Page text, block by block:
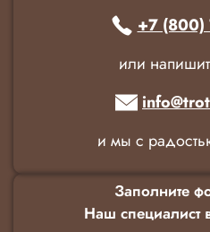
+7 (800)
или
и мы с
Заполните
Наш специалист